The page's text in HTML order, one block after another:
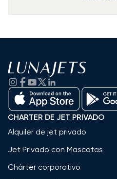
CHARTER DE JET PRIVADO
Alquiler de jet privado
Jet Privado con Mascotas
Chárter corporativo